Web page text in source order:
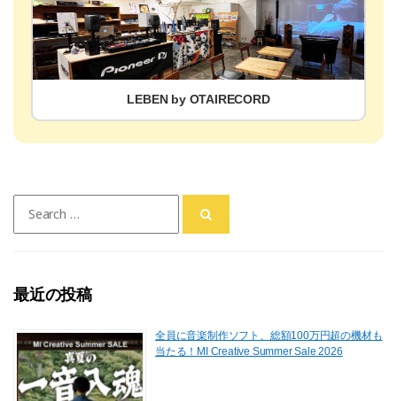
LEBEN by OTAIRECORD
for:
最近の投稿
全員に音楽制作ソフト、総額100万円超の機材も
当たる！MI Creative Summer Sale 2026